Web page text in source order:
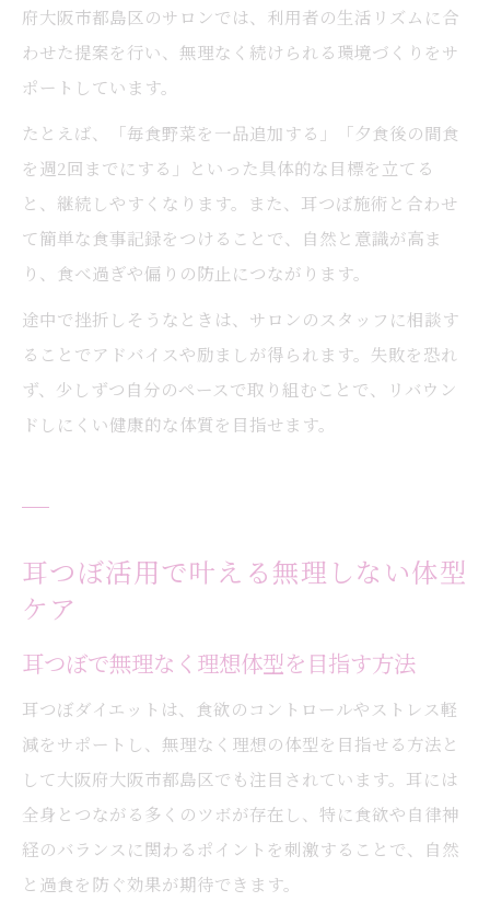
府大阪市都島区のサロンでは、利用者の生活リズムに合
わせた提案を行い、無理なく続けられる環境づくりをサ
ポートしています。
たとえば、「毎食野菜を一品追加する」「夕食後の間食
を週2回までにする」といった具体的な目標を立てる
と、継続しやすくなります。また、耳つぼ施術と合わせ
て簡単な食事記録をつけることで、自然と意識が高ま
り、食べ過ぎや偏りの防止につながります。
途中で挫折しそうなときは、サロンのスタッフに相談す
ることでアドバイスや励ましが得られます。失敗を恐れ
ず、少しずつ自分のペースで取り組むことで、リバウン
ドしにくい健康的な体質を目指せます。
耳つぼ活用で叶える無理しない体型
ケア
耳つぼで無理なく理想体型を目指す方法
耳つぼダイエットは、食欲のコントロールやストレス軽
減をサポートし、無理なく理想の体型を目指せる方法と
して大阪府大阪市都島区でも注目されています。耳には
全身とつながる多くのツボが存在し、特に食欲や自律神
経のバランスに関わるポイントを刺激することで、自然
と過食を防ぐ効果が期待できます。